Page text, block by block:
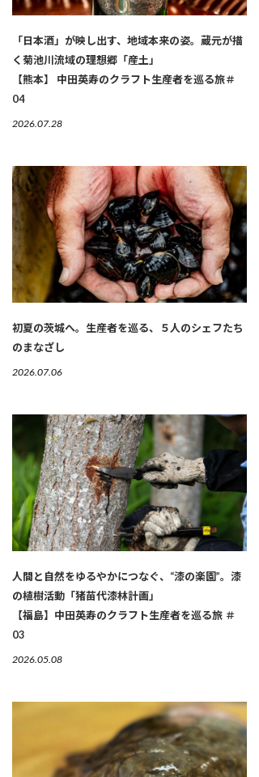
「日本酒」が映し出す、地域本来の姿。蔵元が描
く菊池川流域の理想郷「産土」
【熊本】 中田英寿のクラフト生産者を巡る旅＃
04
2026.07.28
初夏の茨城へ。生産者を巡る、５人のシェフたち
のまなざし
2026.07.06
人間と自然をゆるやかにつなぐ、“漆の楽園”。漆
の植樹活動「猪苗代漆林計画」
【福島】中田英寿のクラフト生産者を巡る旅 ＃
03
2026.05.08